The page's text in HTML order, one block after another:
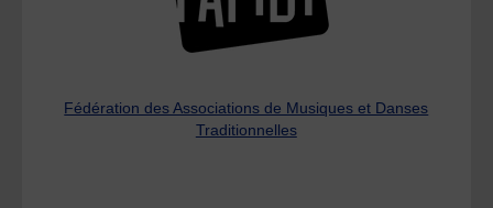
Fédération des Associations de Musiques et Danses
Traditionnelles